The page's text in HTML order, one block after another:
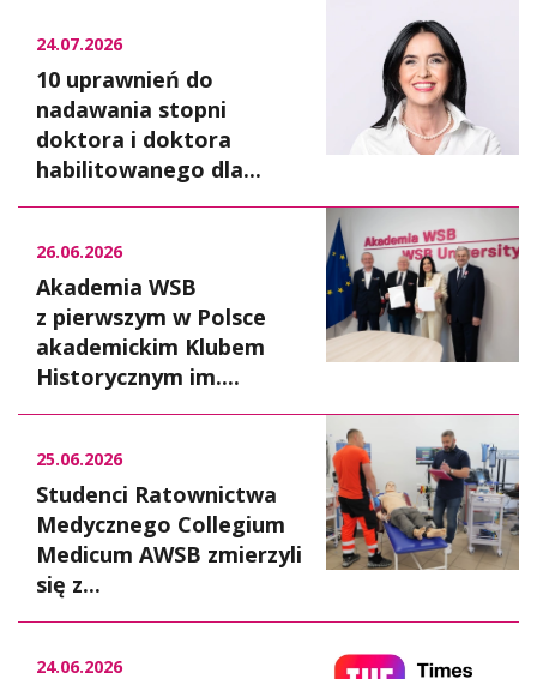
24.07.2026
10 uprawnień do
nadawania stopni
doktora i doktora
habilitowanego dla...
26.06.2026
Akademia WSB
z pierwszym w Polsce
akademickim Klubem
Historycznym im....
25.06.2026
Studenci Ratownictwa
Medycznego Collegium
Medicum AWSB zmierzyli
się z...
24.06.2026